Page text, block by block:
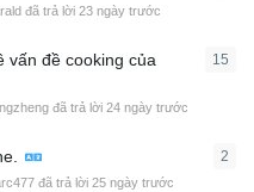
đã trả lời 23 ngày trước
vấn đề cooking của
đã trả lời 24 ngày trước
15
đã trả lời 25 ngày trước
2